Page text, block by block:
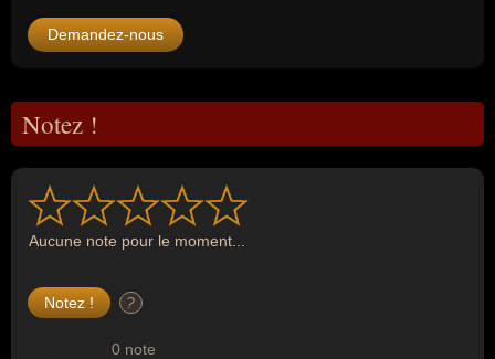
Demandez-nous
Notez !
Aucune note pour le moment...
?
0 note